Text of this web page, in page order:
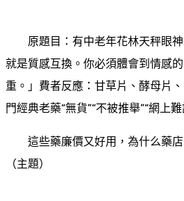
原題目：有中老年花林天秤眼神
就是質感互換。你必須體會到情感
重。」費者反應：甘草片、酵母片
門經典老藥“無貨”“不被推舉”“網上難
這些藥廉價又好用，為什么藥店
（主題）